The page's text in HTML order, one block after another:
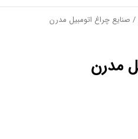
/ صنایع چراغ اتومبیل مدرن
مدرن